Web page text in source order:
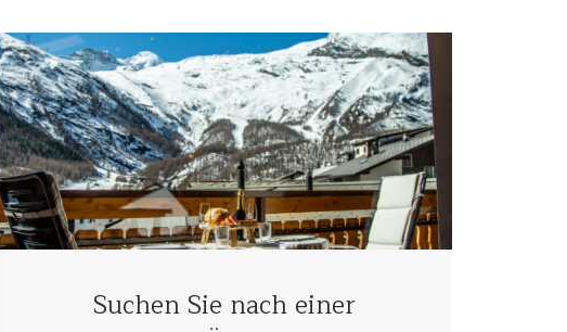
Suchen Sie nach einer